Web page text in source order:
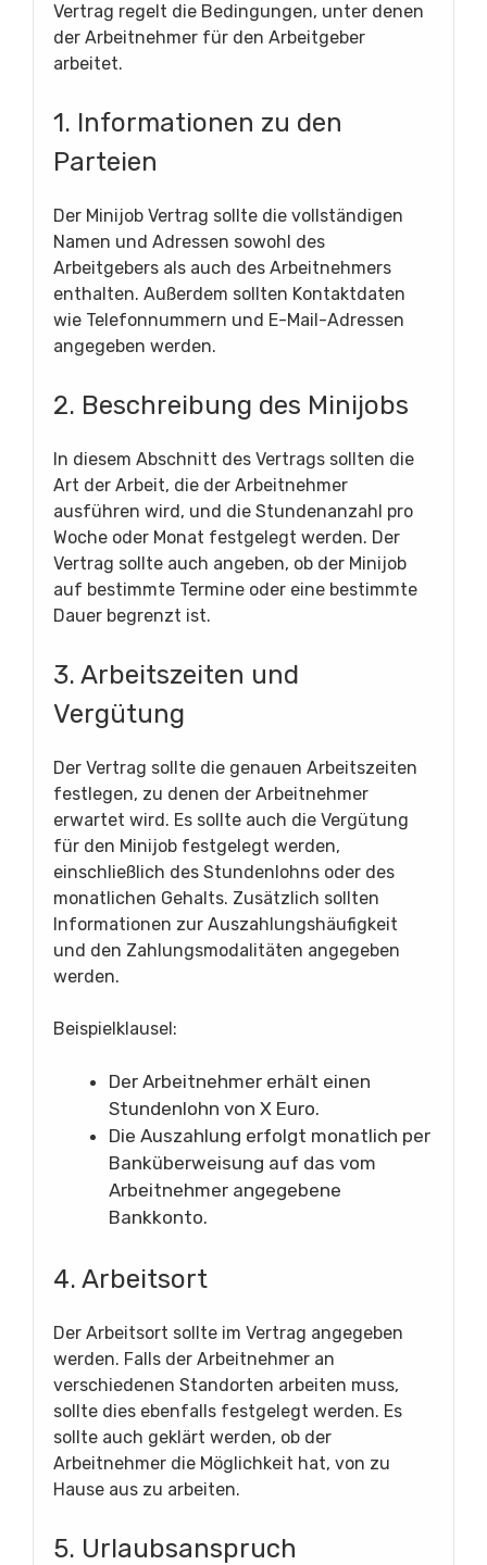
Vertrag regelt die Bedingungen, unter denen
der Arbeitnehmer für den Arbeitgeber
arbeitet.
1. Informationen zu den
Parteien
Der Minijob Vertrag sollte die vollständigen
Namen und Adressen sowohl des
Arbeitgebers als auch des Arbeitnehmers
enthalten. Außerdem sollten Kontaktdaten
wie Telefonnummern und E-Mail-Adressen
angegeben werden.
2. Beschreibung des Minijobs
In diesem Abschnitt des Vertrags sollten die
Art der Arbeit, die der Arbeitnehmer
ausführen wird, und die Stundenanzahl pro
Woche oder Monat festgelegt werden. Der
Vertrag sollte auch angeben, ob der Minijob
auf bestimmte Termine oder eine bestimmte
Dauer begrenzt ist.
3. Arbeitszeiten und
Vergütung
Der Vertrag sollte die genauen Arbeitszeiten
festlegen, zu denen der Arbeitnehmer
erwartet wird. Es sollte auch die Vergütung
für den Minijob festgelegt werden,
einschließlich des Stundenlohns oder des
monatlichen Gehalts. Zusätzlich sollten
Informationen zur Auszahlungshäufigkeit
und den Zahlungsmodalitäten angegeben
werden.
Beispielklausel:
Der Arbeitnehmer erhält einen
Stundenlohn von X Euro.
Die Auszahlung erfolgt monatlich per
Banküberweisung auf das vom
Arbeitnehmer angegebene
Bankkonto.
4. Arbeitsort
Der Arbeitsort sollte im Vertrag angegeben
werden. Falls der Arbeitnehmer an
verschiedenen Standorten arbeiten muss,
sollte dies ebenfalls festgelegt werden. Es
sollte auch geklärt werden, ob der
Arbeitnehmer die Möglichkeit hat, von zu
Hause aus zu arbeiten.
5. Urlaubsanspruch